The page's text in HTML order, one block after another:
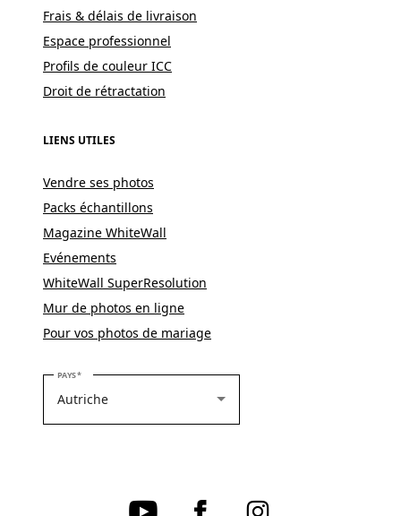
Frais & délais de livraison
Espace professionnel
Profils de couleur ICC
Droit de rétractation
LIENS UTILES
Vendre ses photos
Packs échantillons
Magazine WhiteWall
Evénements
WhiteWall SuperResolution
Mur de photos en ligne
Pour vos photos de mariage
PAYSVEUILLEZ SÉLECTIONNER VOTRE PAYS